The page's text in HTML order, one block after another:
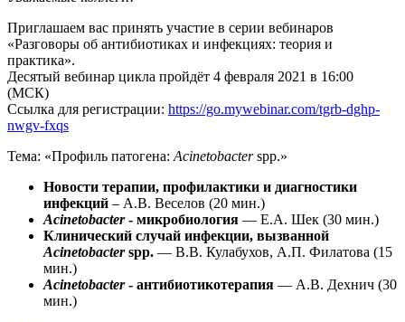
Приглашаем вас принять участие в серии вебинаров
«Разговоры об антибиотиках и инфекциях: теория и
практика».
Десятый вебинар цикла пройдёт 4 февраля 2021 в 16:00
(МСК)
Ссылка для регистрации: https://go.mywebinar.com/tgrb-dghp-
nwgv-fxqs
Тема: «Профиль патогена: Acinetobacterspp.»
Новости терапии, профилактики и диагностики
инфекций – А.В. Веселов (20 мин.)
Acinetobacter- микробиология — Е.А. Шек (30 мин.)
Клинический случай инфекции, вызванной
Acinetobacterspp. — В.В. Кулабухов, А.П. Филатова (15
мин.)
Acinetobacter- антибиотикотерапия — А.В. Дехнич (30
мин.)